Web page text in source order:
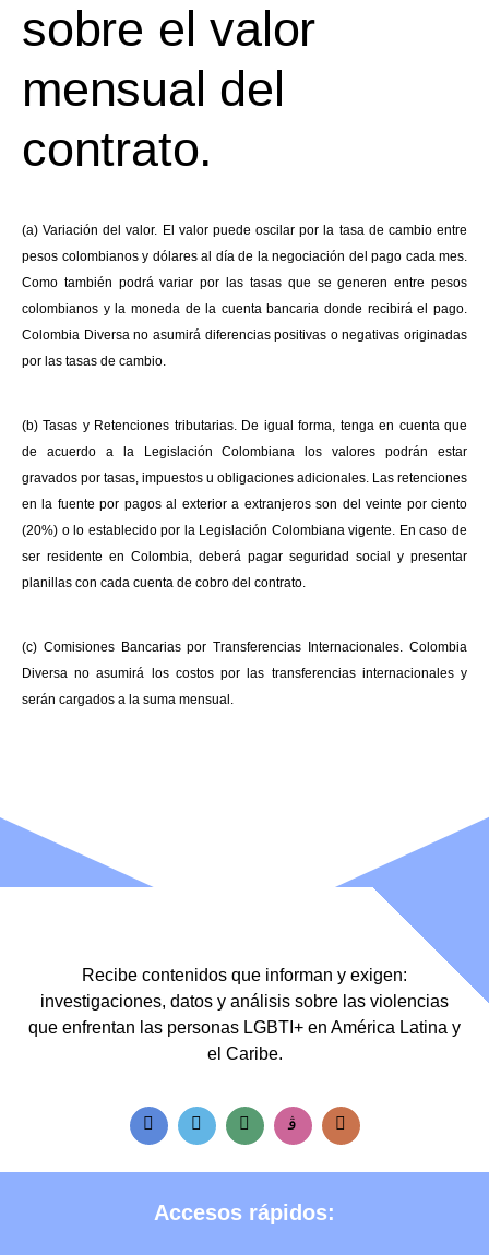
sobre el valor
mensual del
contrato.
(a) Variación del valor. El valor puede oscilar por la tasa de cambio entre
pesos colombianos y dólares al día de la negociación del pago cada mes.
Como también podrá variar por las tasas que se generen entre pesos
colombianos y la moneda de la cuenta bancaria donde recibirá el pago.
Colombia Diversa no asumirá diferencias positivas o negativas originadas
por las tasas de cambio.
(b) Tasas y Retenciones tributarias. De igual forma, tenga en cuenta que
de acuerdo a la Legislación Colombiana los valores podrán estar
gravados por tasas, impuestos u obligaciones adicionales. Las retenciones
en la fuente por pagos al exterior a extranjeros son del veinte por ciento
(20%) o lo establecido por la Legislación Colombiana vigente. En caso de
ser residente en Colombia, deberá pagar seguridad social y presentar
planillas con cada cuenta de cobro del contrato.
(c) Comisiones Bancarias por Transferencias Internacionales. Colombia
Diversa no asumirá los costos por las transferencias internacionales y
serán cargados a la suma mensual.
Recibe contenidos que informan y exigen:
investigaciones, datos y análisis sobre las violencias
que enfrentan las personas LGBTI+ en América Latina y
el Caribe.
Accesos rápidos: